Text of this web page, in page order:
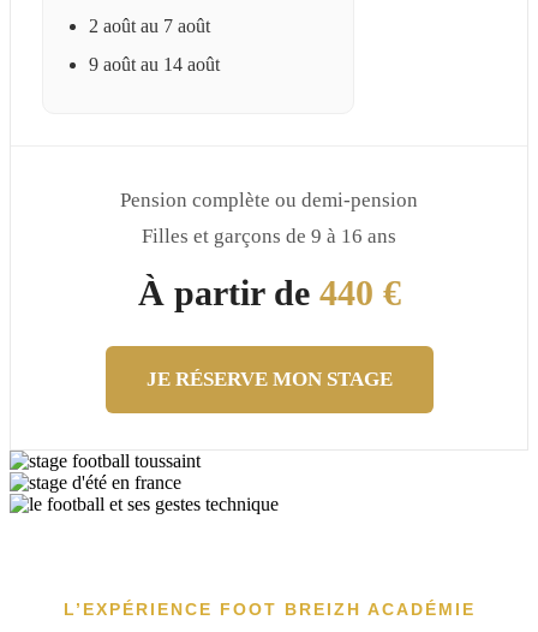
2 août au 7 août
9 août au 14 août
Pension complète ou demi-pension
Filles et garçons de 9 à 16 ans
À partir de 440 €
JE RÉSERVE MON STAGE
L’EXPÉRIENCE FOOT BREIZH ACADÉMIE